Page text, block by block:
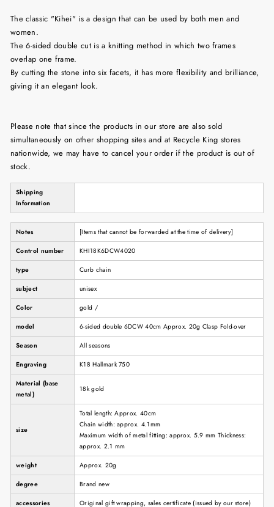
The classic "Kihei" is a design that can be used by both men and
women.
The 6-sided double cut is a knitting method in which two frames
overlap one frame.
By cutting the stone into six facets, it has more flexibility and brilliance,
giving it an elegant look.
Please note that since the products in our store are also sold
simultaneously on other shopping sites and at Recycle King stores
nationwide, we may have to cancel your order if the product is out of
stock.
Shipping
Information
Notes [Items that cannot be forwarded at the time of delivery]
Control number KHI18K6DCW4020
type Curb chain
subject unisex
Color gold /
model 6-sided double 6DCW 40cm Approx. 20g Clasp Fold-over
Season All seasons
Engraving K18 Hallmark 750
Material (base
metal)
18k gold
size
Total length: Approx. 40cm
Chain width: approx. 4.1mm
Maximum width of metal fitting: approx. 5.9 mm Thickness:
approx. 2.1 mm
weight Approx. 20g
degree Brand new
accessories Original gift wrapping, sales certificate (issued by our store)